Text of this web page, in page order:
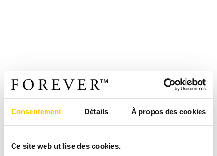
Consentement Détails À propos des cookies
Ce site web utilise des cookies.